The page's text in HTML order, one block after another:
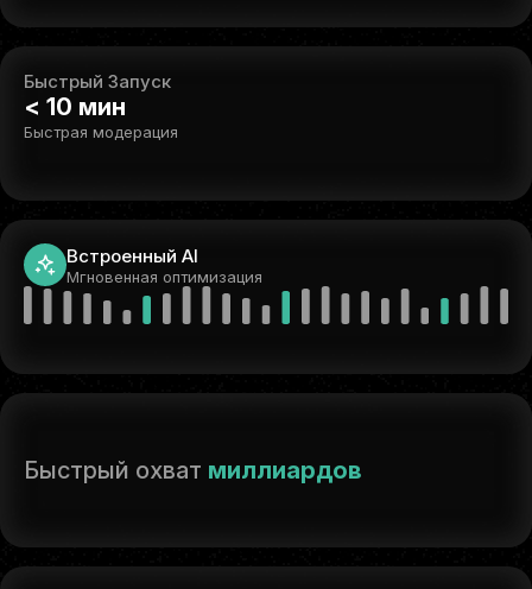
Быстрый Запуск
< 10 мин
Быстрая модерация
Встроенный AI
Мгновенная оптимизация
Быстрый охват миллиардов